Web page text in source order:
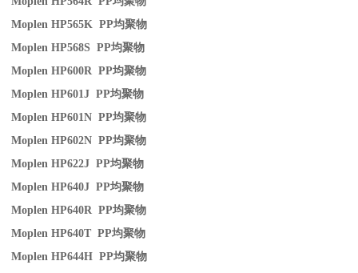
Moplen HP565K PP均聚物
Moplen HP568S PP均聚物
Moplen HP600R PP均聚物
Moplen HP601J PP均聚物
Moplen HP601N PP均聚物
Moplen HP602N PP均聚物
Moplen HP622J PP均聚物
Moplen HP640J PP均聚物
Moplen HP640R PP均聚物
Moplen HP640T PP均聚物
Moplen HP644H PP均聚物